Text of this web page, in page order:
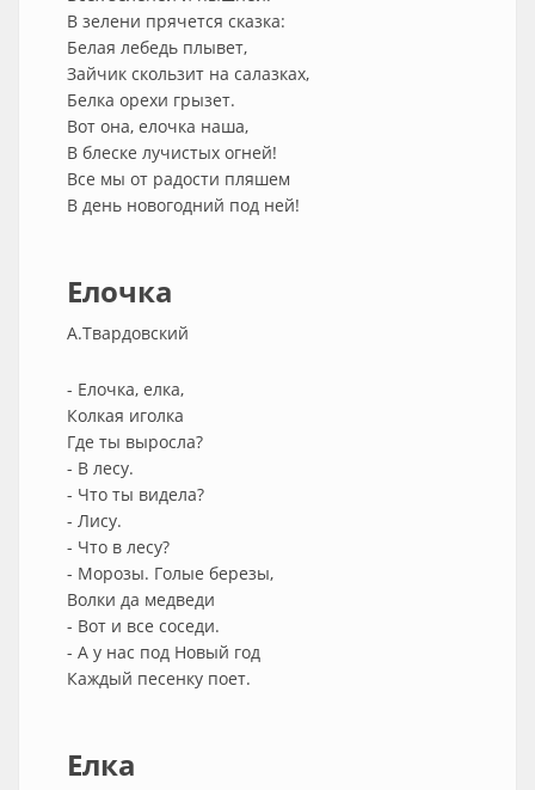
В зелени прячется сказка:
Белая лебедь плывет,
Зайчик скользит на салазках,
Белка орехи грызет.
Вот она, елочка наша,
В блеске лучистых огней!
Все мы от радости пляшем
В день новогодний под ней!
Елочка
А.Твардовский
- Елочка, елка,
Колкая иголка
Где ты выросла?
- В лесу.
- Что ты видела?
- Лису.
- Что в лесу?
- Морозы. Голые березы,
Волки да медведи
- Вот и все соседи.
- А у нас под Новый год
Каждый песенку поет.
Елка